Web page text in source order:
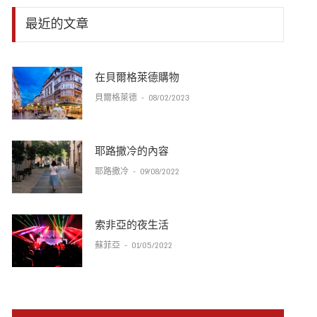
最近的文章
在貝爾格萊德購物
貝爾格萊德 - 08/02/2023
耶路撒冷的內容
耶路撒冷 - 09/08/2022
索非亞的夜生活
蘇菲亞 - 01/05/2022